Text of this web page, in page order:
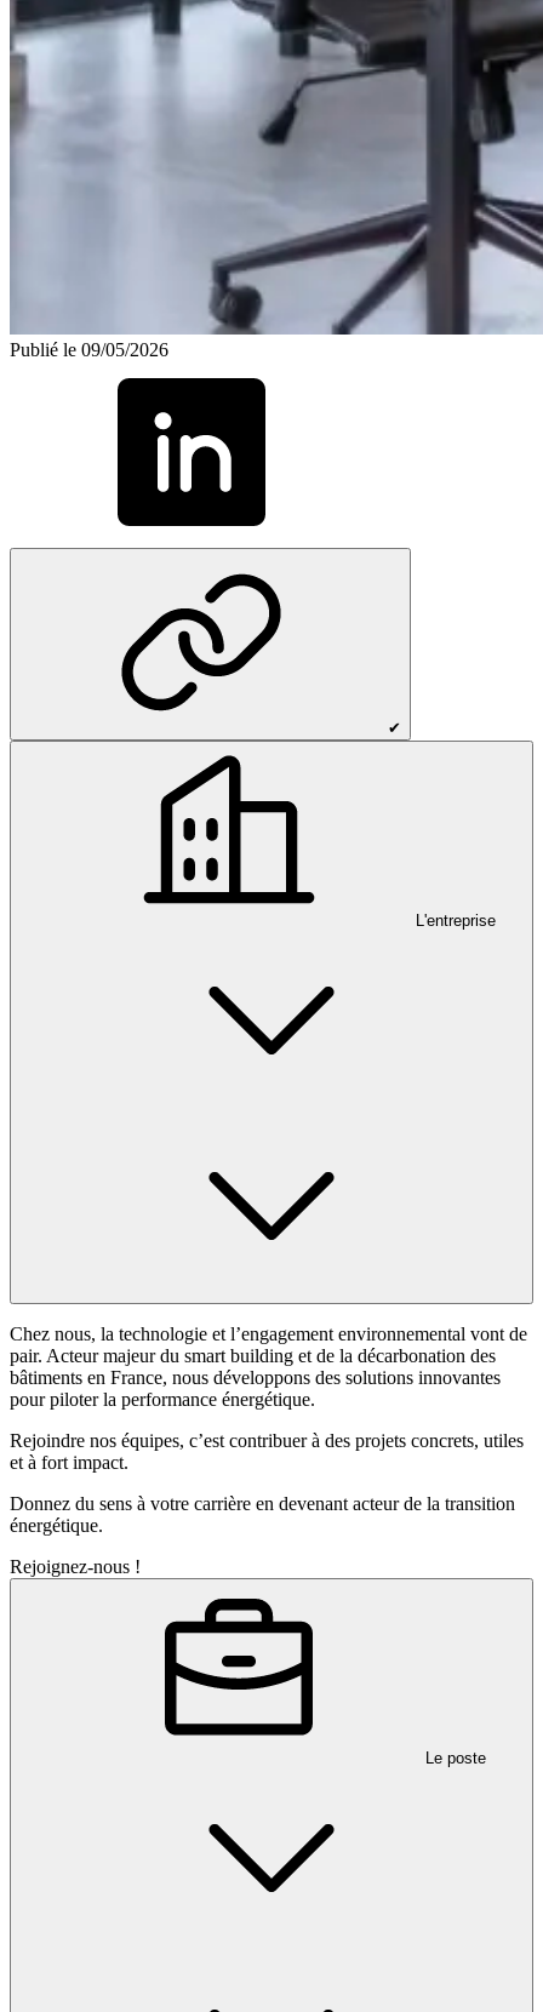
Publié le 09/05/2026
✔
L'entreprise
Chez nous, la technologie et l’engagement environnemental vont de
pair. Acteur majeur du smart building et de la décarbonation des
bâtiments en France, nous développons des solutions innovantes
pour piloter la performance énergétique.
Rejoindre nos équipes, c’est contribuer à des projets concrets, utiles
et à fort impact.
Donnez du sens à votre carrière en devenant acteur de la transition
énergétique.
Rejoignez-nous !
Le poste